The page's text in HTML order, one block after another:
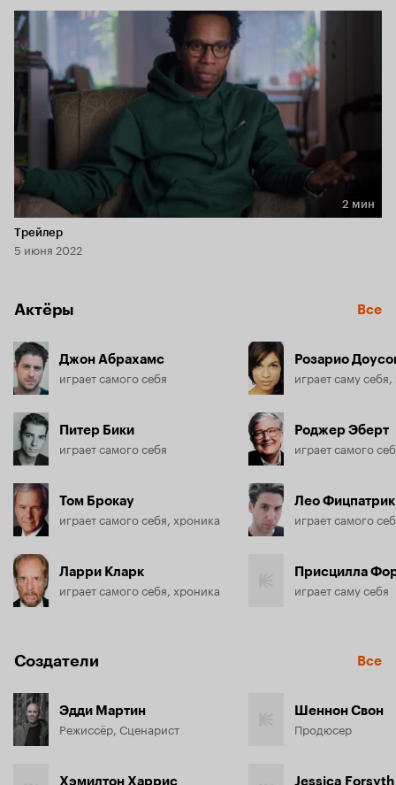
Длительность 2 мин
2 мин
Трейлер
5 июня 2022
Актёры Все
Джон Абрахамс
играет самого себя
Питер Бики
играет самого себя
Том Брокау
играет самого себя, хроника
Ларри Кларк
играет самого себя, хроника
Розарио
играет саму
Роджер Эберт
играет самого
Лео Фицпатрик
играет самого
Присцилла
играет саму себя
Создатели Все
Эдди Мартин
Режиссёр, Сценарист
Хэмилтон Харрис
Шеннон Свон
Продюсер
Jessica Forsyth